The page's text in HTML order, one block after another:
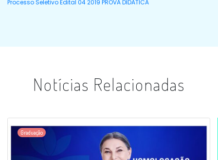
Processo Seletivo Edital 04 2019 PROVA DIDATICA
Notícias Relacionadas
Graduação